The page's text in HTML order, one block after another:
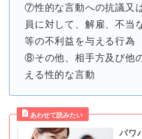
⑦性的な言動への抗議又
員に対して、解雇、不当
等の不利益を与える行為
⑧その他、相手方及び他
える性的な言動
パワ